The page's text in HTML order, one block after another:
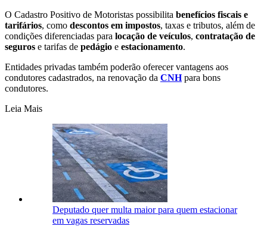
O Cadastro Positivo de Motoristas possibilita benefícios fiscais e
tarifários, como descontos em impostos, taxas e tributos, além de
condições diferenciadas para locação de veículos, contratação de
seguros e tarifas de pedágio e estacionamento.
Entidades privadas também poderão oferecer vantagens aos
condutores cadastrados, na renovação da CNHpara bons
condutores.
Leia Mais
Deputado quer multa maior para quem estacionar
em vagas reservadas